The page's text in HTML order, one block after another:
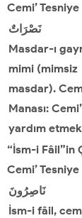
Cemi’
نَصْرَاتٌ
Masdar-ı
mimi (mimsiz
masdar).
Manası: Cemi’
yardım
“İsm-i Fâil”in
Cemi’
نَاصِرُونَ
İsm-i fâil,